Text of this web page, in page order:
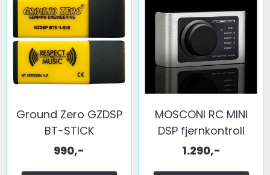
Ground Zero GZDSP
BT-STICK
990,-
MOSCONI RC MINI
DSP fjernkontroll
1.290,-